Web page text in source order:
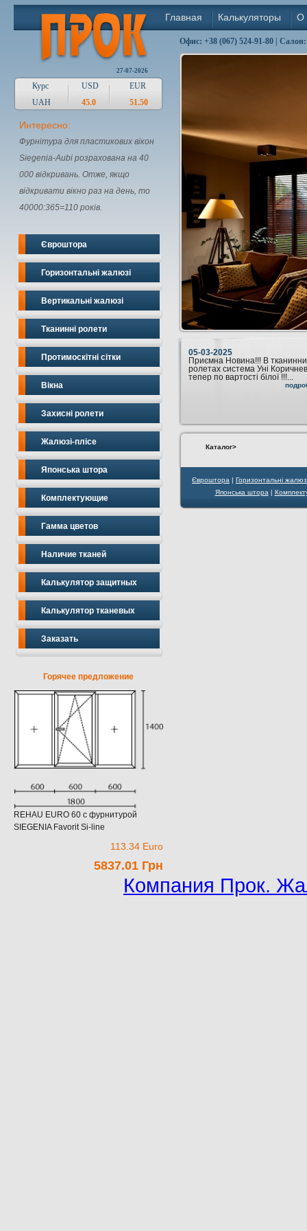
Главная Калькуляторы О
Офис: +38 (067) 524-91-80 | Салон:
27-07-2026
Курс USD
EUR
UAH
45.0 51.50
Интересно:
Фурнітура для пластикових вікон
Siegenia-Aubi розрахована на 40
000 відкривань. Отже, якщо
відкривати вікно раз на день, то
40000:365=110 років.
Євроштора
Горизонтальні жалюзі
Вертикальні жалюзі
Тканинні ролети
Протимоскітні сітки
Вікна
Захисні ролети
Жалюзі-плісе
Японська штора
Комплектующие
Гамма цветов
Наличие тканей
Калькулятор защитных
Калькулятор тканевых
Заказать
05-03-2025
Приємна Новина!!! В
ролетах система Уні
тепер по вартості білої !!!...
Горячее предложение
REHAU EURO 60 c фурнитурой
SIEGENIA Favorit Si-line
113.34 Euro
5837.01 Грн
Каталог>
Євроштора | Горизонтальні
Японська штора |
Компания Прок.